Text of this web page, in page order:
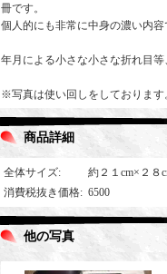
冊です。
個人的にも非常に中身の濃い内
年月による小さな小さな折れ目
※写真は使い回しをしております
商品詳細
全体サイズ:
約２１cm×２８
消費税抜き価格: 6500
他の写真